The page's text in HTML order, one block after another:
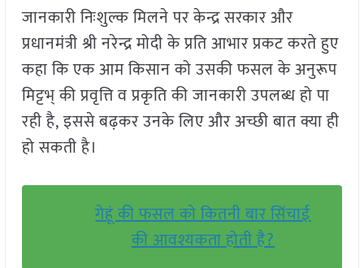
जानकारी निःशुल्क मिलने पर केन्द्र सरकार और
प्रधानमंत्री श्री नरेन्द्र मोदी के प्रति आभार प्रकट करते हुए
कहा कि एक आम किसान को उसकी फसल के अनुरूप
मिट्टभ् की प्रवृत्ति व प्रकृति की जानकारी उपलब्ध हो पा
रही है, इससे बढ़कर उनके लिए और अच्छी बात क्या ही
हो सकती है।
गेहूं की फसल को कितनी बार सिंचाई
की आवश्यकता होती है?